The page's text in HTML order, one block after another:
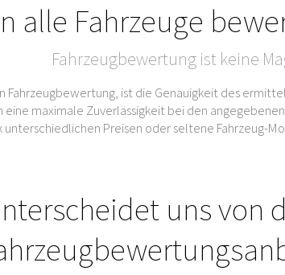
alle Fahrzeuge
Fahrzeugbewertung ist keine
Fahrzeugbewertung, ist die Genauigkeit des
maximale Zuverlässigkeit bei den
unterschiedlichen Preisen oder seltene Fahrzeug-
uns von